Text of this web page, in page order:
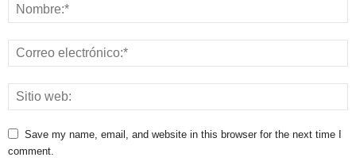
Save my name, email, and website in this browser for the next time I
comment.